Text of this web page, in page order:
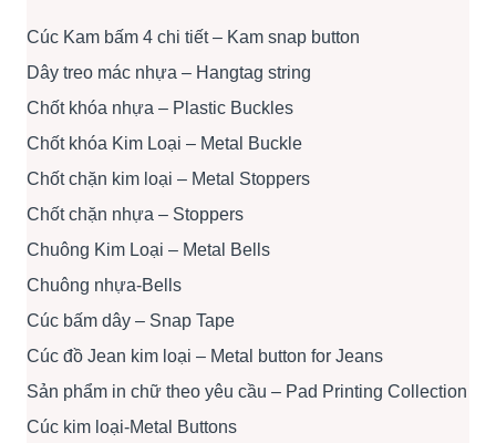
Cúc Kam bấm 4 chi tiết – Kam snap button
Dây treo mác nhựa – Hangtag string
Chốt khóa nhựa – Plastic Buckles
Chốt khóa Kim Loại – Metal Buckle
Chốt chặn kim loại – Metal Stoppers
Chốt chặn nhựa – Stoppers
Chuông Kim Loại – Metal Bells
Chuông nhựa-Bells
Cúc bấm dây – Snap Tape
Cúc đồ Jean kim loại – Metal button for Jeans
Sản phẩm in chữ theo yêu cầu – Pad Printing Collection
Cúc kim loại-Metal Buttons